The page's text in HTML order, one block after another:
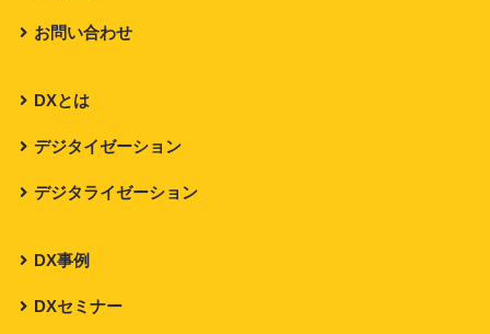
お問い合わせ
DXとは
デジタイゼーション
デジタライゼーション
DX事例
DXセミナー